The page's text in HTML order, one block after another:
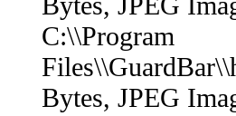
C:\\Program
Bytes, JPEG